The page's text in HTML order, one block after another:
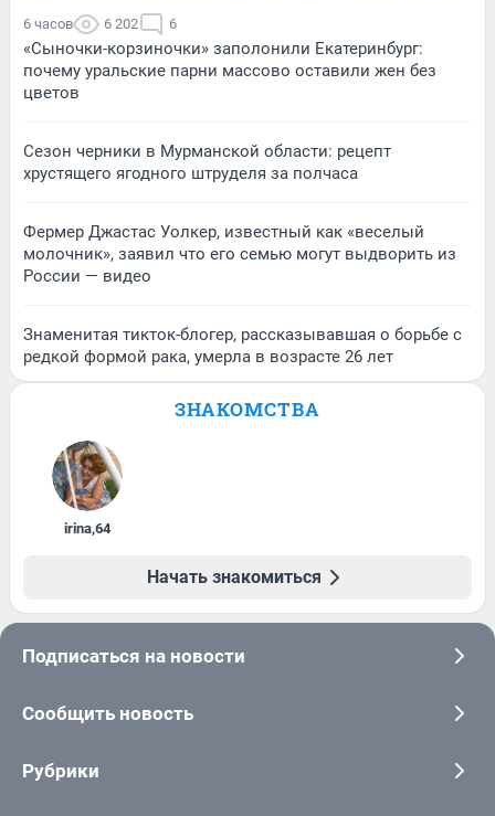
6 часов 6 202 6
«Сыночки-корзиночки» заполонили Екатеринбург:
почему уральские парни массово оставили жен без
цветов
Сезон черники в Мурманской области: рецепт
хрустящего ягодного штруделя за полчаса
Фермер Джастас Уолкер, известный как «веселый
молочник», заявил что его семью могут выдворить из
России — видео
Знаменитая тикток-блогер, рассказывавшая о борьбе с
редкой формой рака, умерла в возрасте 26 лет
ЗНАКОМСТВА
irina,64
Начать знакомиться
Подписаться на новости
Сообщить новость
Рубрики